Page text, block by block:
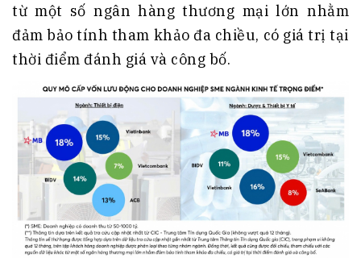
từ một số ngân hàng thương mại lớn nhằm
đảm bảo tính tham khảo đa chiều, có giá trị tại
thời điểm đánh giá và công bố.